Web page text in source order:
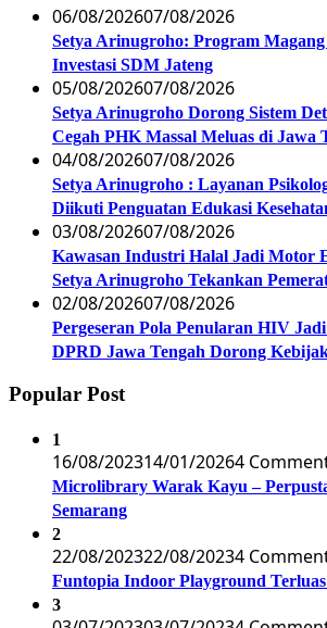
06/08/202607/08/2026
Setya Arinugroho: Program
Investasi SDM Jateng
05/08/202607/08/2026
Setya Arinugroho Dorong Sistem
Cegah PHK Massal Meluas di Jawa
04/08/202607/08/2026
Setya Arinugroho : Layanan
Diikuti Penguatan Edukasi
03/08/202607/08/2026
Kawasan Industri Halal Jadi Motor
Setya Arinugroho Tekankan
02/08/202607/08/2026
Pergeseran Pola Penularan HIV
DPRD Jawa Tengah Dorong
Popular Post
1
16/08/202314/01/20264
Microlibrary Warak Kayu –
Semarang
2
22/08/202322/08/20234
Funtopia Indoor Playground
3